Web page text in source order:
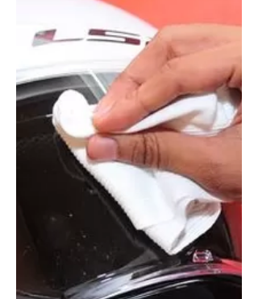
membutuhkan perawatan tas
yang tepat agar tetap awet dan
terlihat seperti baru. Sayangnya,
masih banyak orang yang
mengabaikan pentingnya cuci tas
secara rutin. Padahal, tas yang
sering digunakan sangat rentan
terkena debu, kotoran, bakteri,
hingga jamur akibat kelemb